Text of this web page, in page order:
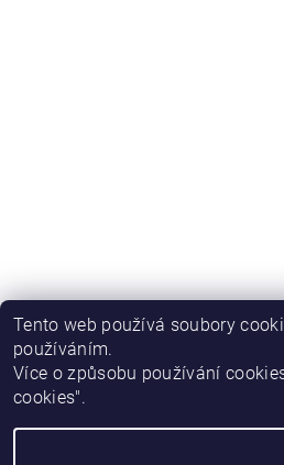
Tento web používá soubory
používáním.
Více o způsobu používání
cookies".